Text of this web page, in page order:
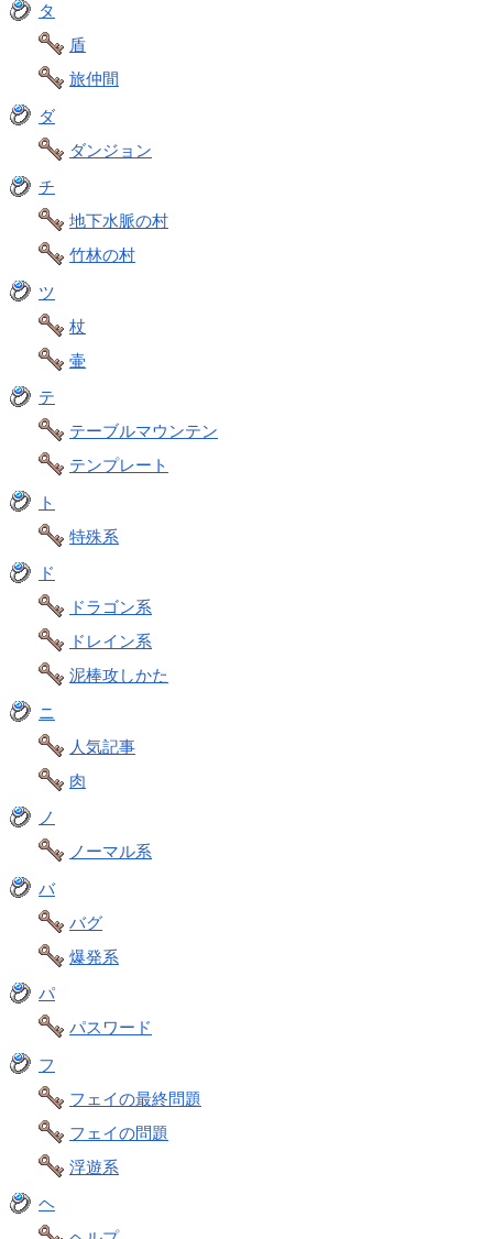
タ
盾
旅仲間
ダ
ダンジョン
チ
地下水脈の村
竹林の村
ツ
杖
壷
テ
テーブルマウンテン
テンプレート
ト
特殊系
ド
ドラゴン系
ドレイン系
泥棒攻しかた
ニ
人気記事
肉
ノ
ノーマル系
バ
バグ
爆発系
パ
パスワード
フ
フェイの最終問題
フェイの問題
浮遊系
ヘ